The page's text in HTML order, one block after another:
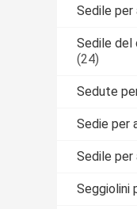
Sedile
Sedile del
(24)
Sedute
Sedie per
Sedile per
Seggiolini